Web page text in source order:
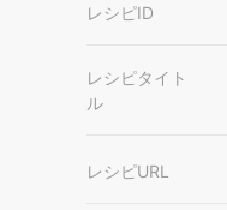
レシピID
レシピタイト
ル
レシピURL